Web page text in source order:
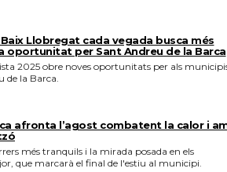
Llobregat cada vegada busca més
oportunitat per Sant Andreu de la Barca
2025 obre noves oportunitats per als
la Barca.
afronta l’agost combatent la calor i
més tranquils i la mirada posada en els
que marcarà el final de l'estiu al municipi.